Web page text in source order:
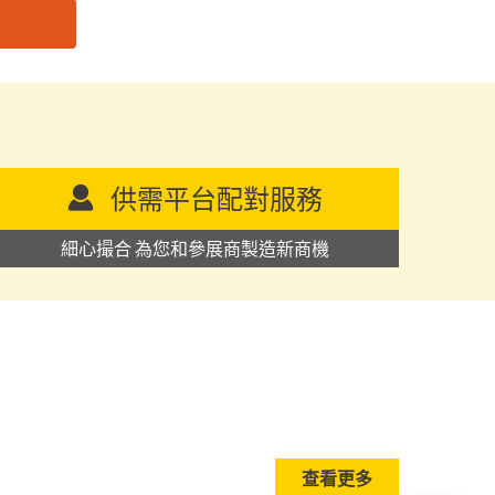
供需平台配對服務
細心撮合 為您和參展商製造新商機
查看更多